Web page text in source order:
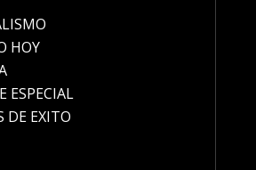
HOY
ESPECIAL
DE EXITO